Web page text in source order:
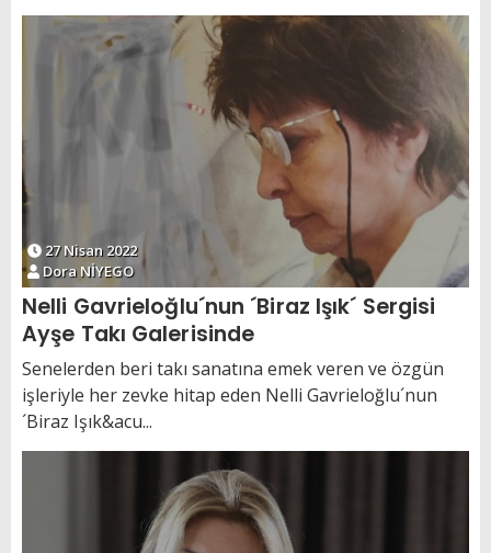
27 Nisan 2022
Dora NİYEGO
Nelli Gavrieloğlu´nun ´Biraz Işık´ Sergisi
Ayşe Takı Galerisinde
Senelerden beri takı sanatına emek veren ve özgün
işleriyle her zevke hitap eden Nelli Gavrieloğlu´nun
´Biraz Işık&acu...